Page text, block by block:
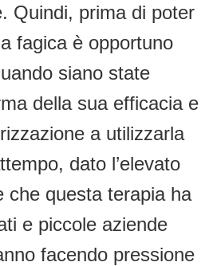
Quindi, prima di poter
fagica è opportuno
siano state
della sua efficacia e
a utilizzarla
dato l’elevato
che questa terapia ha
e piccole aziende
facendo pressione